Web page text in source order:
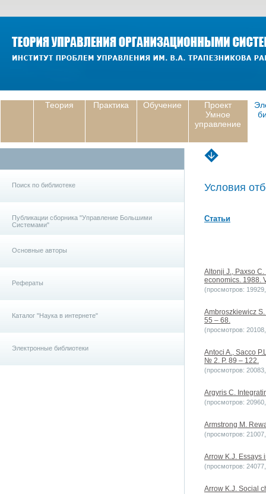
Теория Практика Обучение
Проект
Умное
управление
Поиск по библиотеке
Публикации сборника "Управление Большими
Системами"
Основные авторы
Рефераты
Каталог "Наука в интернете"
Электронные библиотеки
Условия
Статьи
Altonji J., Paxso
economics. 1988.
(просмотров:
Ambroszkiewicz
55 – 68.
(просмотров:
Antoci A., Sacco
№ 2. P. 89 – 122.
(просмотров:
Argyris C.
(просмотров:
Armstrong M.
(просмотров:
Arrow K.J. Essays
(просмотров:
Arrow K.J. Social